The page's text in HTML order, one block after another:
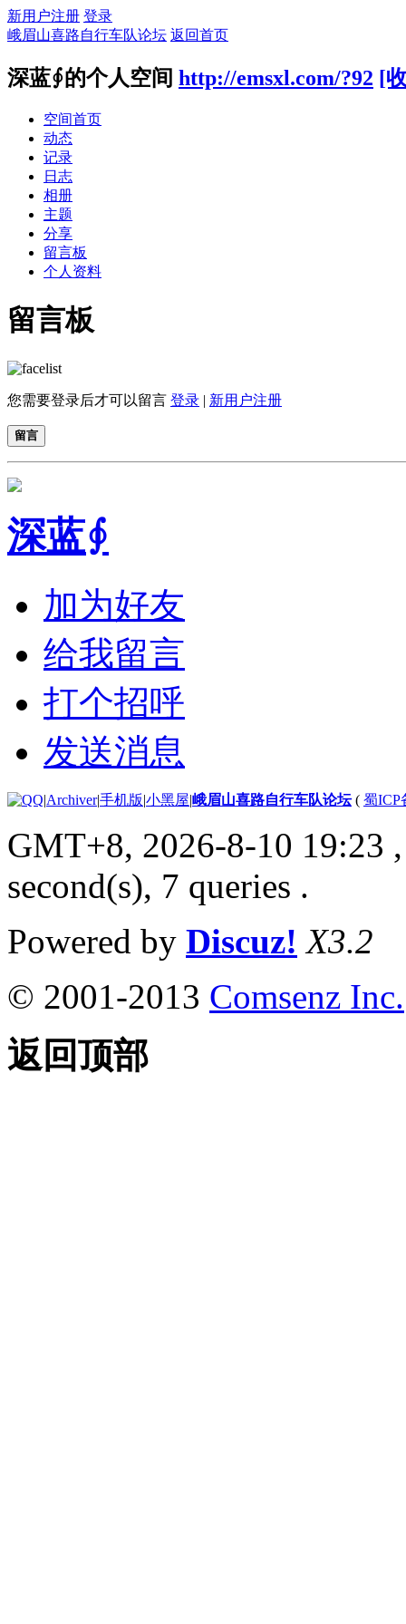
新用户注册 登录
峨眉山喜路自行车队论坛 返回首页
深蓝∮的个人空间 http://emsxl.com/?92 [
空间首页
动态
记录
日志
相册
主题
分享
留言板
个人资料
留言板
您需要登录后才可以留言 登录 | 新用户注册
留言
深蓝∮
加为好友
给我留言
打个招呼
发送消息
|Archiver|手机版|小黑屋|峨眉山喜路自行车队论坛( 蜀ICP
GMT+8, 2026-8-10 19:23
second(s), 7 queries .
Powered by Discuz! X3.2
© 2001-2013 Comsenz Inc.
返回顶部